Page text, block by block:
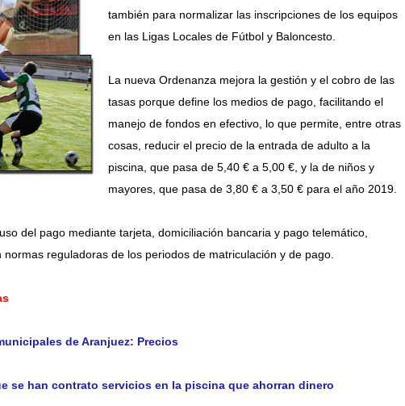
también para normalizar las inscripciones de los equipos
en las Ligas Locales de Fútbol y Baloncesto.
La nueva Ordenanza mejora la gestión y el cobro de las
tasas porque define los medios de pago, facilitando el
manejo de fondos en efectivo, lo que permite, entre otras
cosas, reducir el precio de la entrada de adulto a la
piscina, que pasa de 5,40 € a 5,00 €, y la de niños y
mayores, que pasa de 3,80 € a 3,50 € para el año 2019.
del pago mediante tarjeta, domiciliación bancaria y pago telemático,
normas reguladoras de los periodos de matriculación y de pago.
de Aranjuez: Precios
se han contrato servicios en la piscina que ahorran dinero